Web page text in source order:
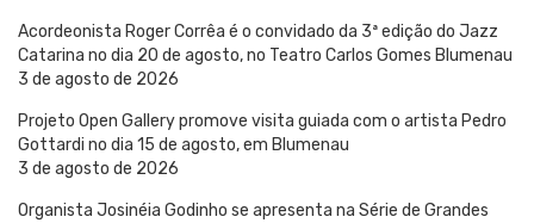
Acordeonista Roger Corrêa é o convidado da 3ª edição do Jazz
Catarina no dia 20 de agosto, no Teatro Carlos Gomes Blumenau
3 de agosto de 2026
Projeto Open Gallery promove visita guiada com o artista Pedro
Gottardi no dia 15 de agosto, em Blumenau
3 de agosto de 2026
Organista Josinéia Godinho se apresenta na Série de Grandes